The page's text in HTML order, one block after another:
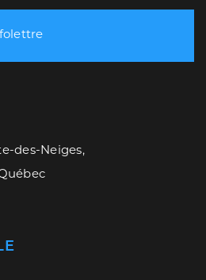
des-Neiges,